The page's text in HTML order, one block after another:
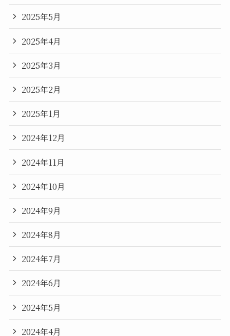
2025年5月
2025年4月
2025年3月
2025年2月
2025年1月
2024年12月
2024年11月
2024年10月
2024年9月
2024年8月
2024年7月
2024年6月
2024年5月
2024年4月